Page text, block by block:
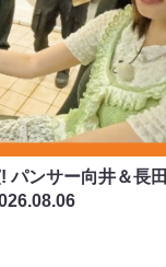
パンサー向井＆長